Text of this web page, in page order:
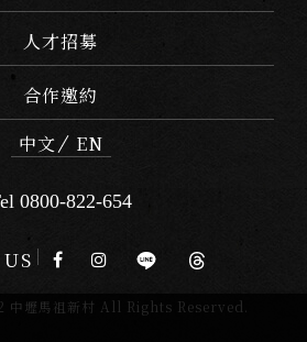
人才招募
合作邀約
中文
EN
0800-822-654
壢馬祖新村 All Rights Reserved.